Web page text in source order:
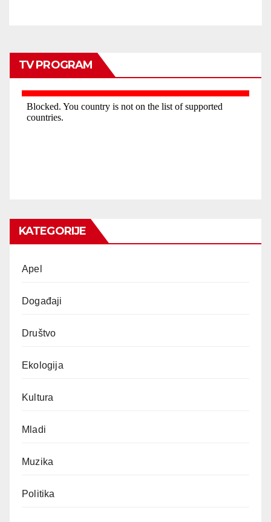
TV PROGRAM
KATEGORIJE
Apel
Događaji
Društvo
Ekologija
Kultura
Mladi
Muzika
Politika